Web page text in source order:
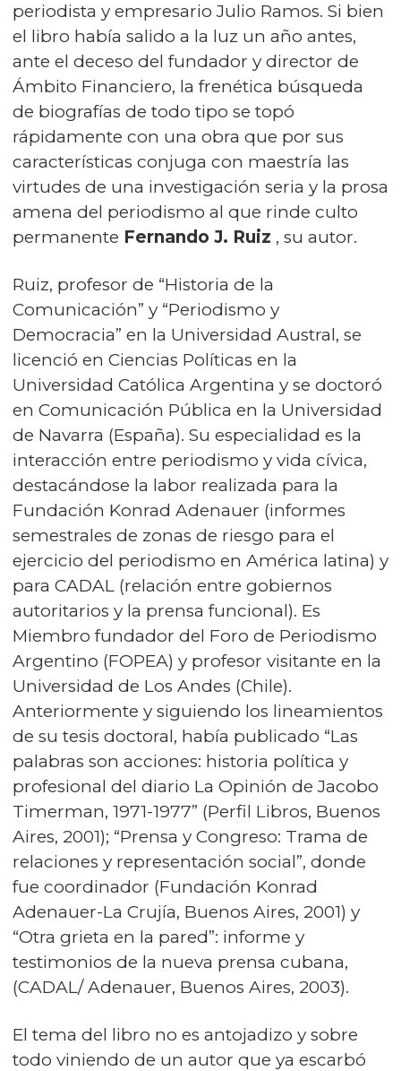
periodista y empresario Julio Ramos. Si bien
el libro había salido a la luz un año antes,
ante el deceso del fundador y director de
Ámbito Financiero, la frenética búsqueda
de biografías de todo tipo se topó
rápidamente con una obra que por sus
características conjuga con maestría las
virtudes de una investigación seria y la prosa
amena del periodismo al que rinde culto
permanente Fernando J. Ruiz , su autor.
Ruiz, profesor de “Historia de la
Comunicación” y “Periodismo y
Democracia” en la Universidad Austral, se
licenció en Ciencias Políticas en la
Universidad Católica Argentina y se doctoró
en Comunicación Pública en la Universidad
de Navarra (España). Su especialidad es la
interacción entre periodismo y vida cívica,
destacándose la labor realizada para la
Fundación Konrad Adenauer (informes
semestrales de zonas de riesgo para el
ejercicio del periodismo en América latina) y
para CADAL (relación entre gobiernos
autoritarios y la prensa funcional). Es
Miembro fundador del Foro de Periodismo
Argentino (FOPEA) y profesor visitante en la
Universidad de Los Andes (Chile).
Anteriormente y siguiendo los lineamientos
de su tesis doctoral, había publicado “Las
palabras son acciones: historia política y
profesional del diario La Opinión de Jacobo
Timerman, 1971-1977” (Perfil Libros, Buenos
Aires, 2001); “Prensa y Congreso: Trama de
relaciones y representación social”, donde
fue coordinador (Fundación Konrad
Adenauer-La Crujía, Buenos Aires, 2001) y
“Otra grieta en la pared”: informe y
testimonios de la nueva prensa cubana,
(CADAL/ Adenauer, Buenos Aires, 2003).
El tema del libro no es antojadizo y sobre
todo viniendo de un autor que ya escarbó